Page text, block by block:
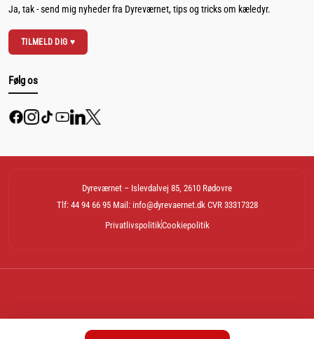
Ja, tak - send mig nyheder fra Dyreværnet, tips og tricks om kæledyr.
TILMELD DIG ♥
Følg os
Dyreværnet – Islevdalvej 85, 2610 Rødovre
Tlf: 44 94 66 95 Mail: info@dyrevaernet.dk CVR 33317328
PrivatlivspolitikCookiepolitik